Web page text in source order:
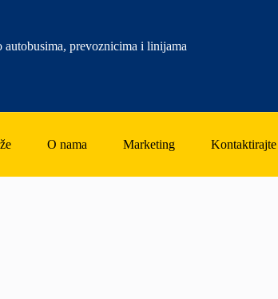
autobusima, prevoznicima i linijama
O nama Marketing Kontaktirajte